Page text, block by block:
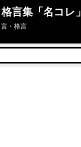
言集「名コレ」
・格言